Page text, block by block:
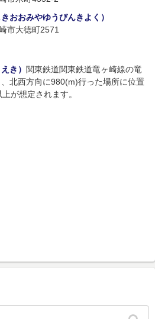
おおみやゆうびんきよく）
市大徳町2571
き） 関東鉄道関東鉄道竜ヶ崎線の竜
北西方向に980(m)行った場所に位置
が想定されます。